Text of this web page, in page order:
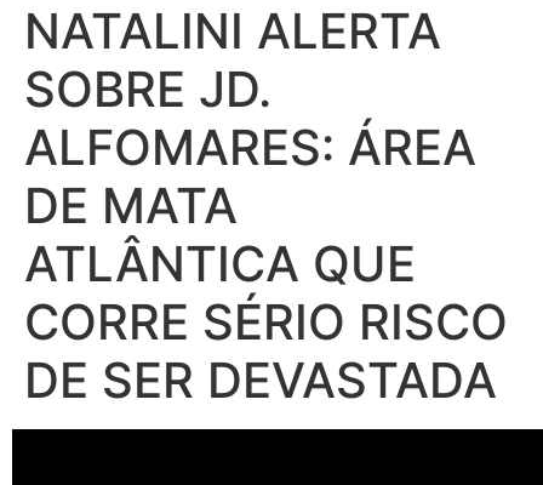
NATALINI ALERTA
SOBRE JD.
ALFOMARES: ÁREA
DE MATA
ATLÂNTICA QUE
CORRE SÉRIO RISCO
DE SER DEVASTADA